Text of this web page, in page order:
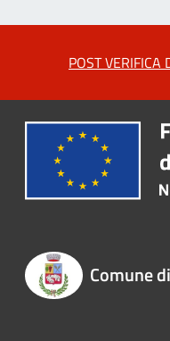
POST
Comune